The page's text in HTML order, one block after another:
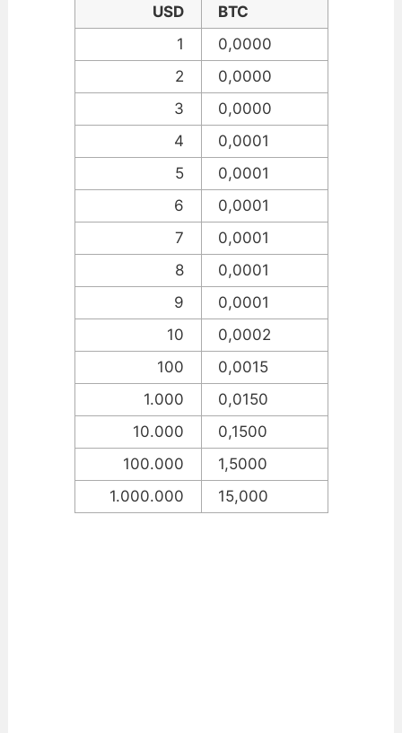
USD
BTC
1
0,0000
2
0,0000
3
0,0000
4
0,0001
5
0,0001
6
0,0001
7
0,0001
8
0,0001
9
0,0001
10
0,0002
100
0,0015
1.000
0,0150
10.000
0,1500
100.000
1,5000
1.000.000
15,000